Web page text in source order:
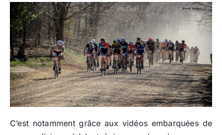
C’est notamment grâce aux vidéos embarquées de